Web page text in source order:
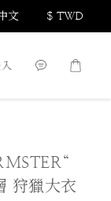
文 $ TWD
狩獵大衣